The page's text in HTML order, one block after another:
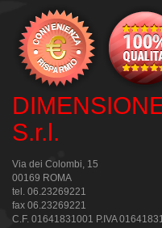
S.r.l.
Via dei Colombi, 15
00169 ROMA
tel. 06.23269221
fax 06.23269221
C.F. 01641831001 P.IVA